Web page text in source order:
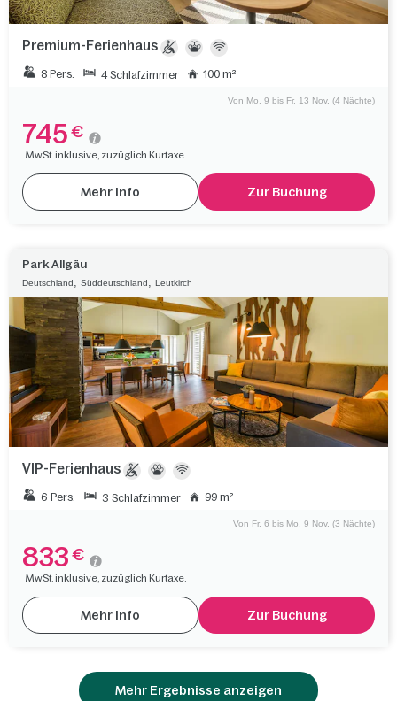
Premium-Ferienhaus
8 Pers. 4 Schlafzimmer 100 m²
Von Mo. 9 bis Fr. 13 Nov. (4 Nächte)
745 €
MwSt. inklusive, zuzüglich Kurtaxe.
Mehr Info Zur Buchung
Park Allgäu
Deutschland Süddeutschland Leutkirch
VIP-Ferienhaus
6 Pers. 3 Schlafzimmer 99 m²
Von Fr. 6 bis Mo. 9 Nov. (3 Nächte)
833 €
MwSt. inklusive, zuzüglich Kurtaxe.
Mehr Info Zur Buchung
Mehr Ergebnisse anzeigen